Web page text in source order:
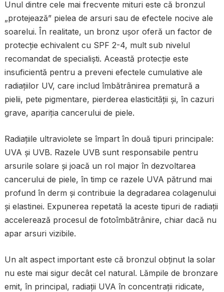
Unul dintre cele mai frecvente mituri este că bronzul
„protejează” pielea de arsuri sau de efectele nocive ale
soarelui. În realitate, un bronz ușor oferă un factor de
protecție echivalent cu SPF 2-4, mult sub nivelul
recomandat de specialiști. Această protecție este
insuficientă pentru a preveni efectele cumulative ale
radiațiilor UV, care includ îmbătrânirea prematură a
pielii, pete pigmentare, pierderea elasticității și, în cazuri
grave, apariția cancerului de piele.
Radiațiile ultraviolete se împart în două tipuri principale:
UVA și UVB. Razele UVB sunt responsabile pentru
arsurile solare și joacă un rol major în dezvoltarea
cancerului de piele, în timp ce razele UVA pătrund mai
profund în derm și contribuie la degradarea colagenului
și elastinei. Expunerea repetată la aceste tipuri de radiații
accelerează procesul de fotoîmbătrânire, chiar dacă nu
apar arsuri vizibile.
Un alt aspect important este că bronzul obținut la solar
nu este mai sigur decât cel natural. Lămpile de bronzare
emit, în principal, radiații UVA în concentrații ridicate,